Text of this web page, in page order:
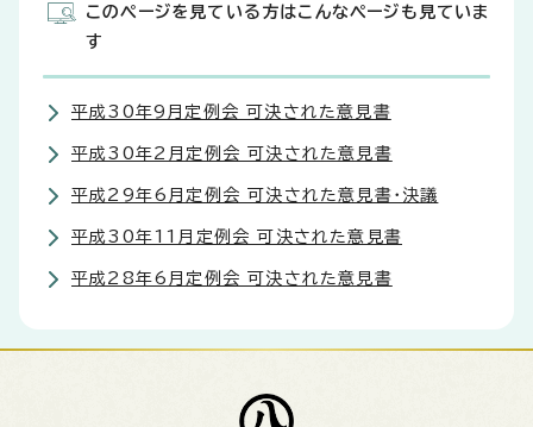
このページを見ている方はこんなページも見ていま
す
平成30年9月定例会 可決された意見書
平成30年2月定例会 可決された意見書
平成29年6月定例会 可決された意見書・決議
平成30年11月定例会 可決された意見書
平成28年6月定例会 可決された意見書